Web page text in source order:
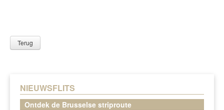
NIEUWSFLITS
Ontdek de Brusselse striproute
Terug